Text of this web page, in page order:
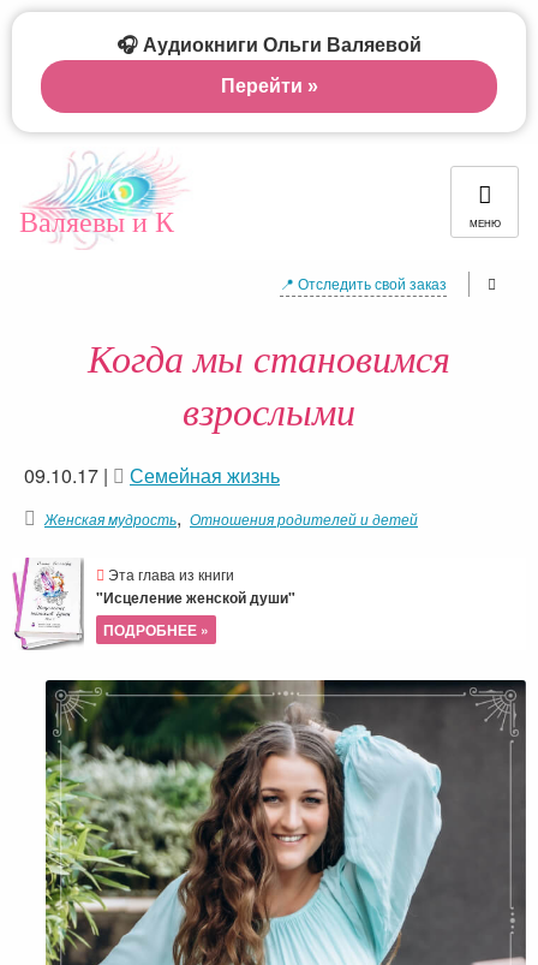
Валяевы и К МЕНЮ
📍 Отследить свой заказ
Когда мы становимся
взрослыми
09.10.17 | Семейная жизнь
Женская мудрость, Отношения родителей и детей
Эта глава из книги
"Исцеление женской души"
ПОДРОБНЕЕ »
🎧 Аудиокниги Ольги Валяевой
Перейти »